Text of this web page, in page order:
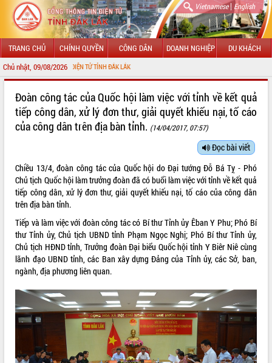
Vietnamese| English
TRANG CHỦ CHÍNH QUYỀN CÔNG DÂN DOANH NGHIỆP DU KHÁCH
Chủ nhật, 09/08/2026
TIN ĐIỆN TỬ TỈNH ĐẮK LẮK
LÃNH ĐẠO UBND TỈNH
SỞ, BAN, NGÀNH
UBND CÁC XÃ, PHƯỜNG
HỆ THỐNG VĂN BẢN
VĂN BẢN HĐND TỈNH
ĐIỂM TIN VĂN BẢN
QUY HOẠCH - KẾ HOẠCH
Đoàn công tác của Quốc hội làm việc với tỉnh về kết quả
tiếp công dân, xử lý đơn thư, giải quyết khiếu nại, tố cáo
của công dân trên địa bàn tỉnh. (14/04/2017, 07:57)
Đọc bài viết
Chiều 13/4, đoàn công tác của Quốc hội do Đại tướng Đỗ Bá Tỵ - Phó
Chủ tịch Quốc hội làm trưởng đoàn đã có buổi làm việc với tỉnh về kết quả
tiếp công dân, xử lý đơn thư, giải quyết khiếu nại, tố cáo của công dân
trên địa bàn tỉnh.
Tiếp và làm việc với đoàn công tác có Bí thư Tỉnh ủy Êban Y Phu; Phó Bí
thư Tỉnh ủy, Chủ tịch UBND tỉnh Phạm Ngọc Nghị; Phó Bí thư Tỉnh ủy,
Chủ tịch HĐND tỉnh, Trưởng đoàn Đại biểu Quốc hội tỉnh Y Biêr Niê cùng
lãnh đạo UBND tỉnh, các Ban xây dựng Đảng của Tỉnh ủy, các Sở, ban,
ngành, địa phương liên quan.